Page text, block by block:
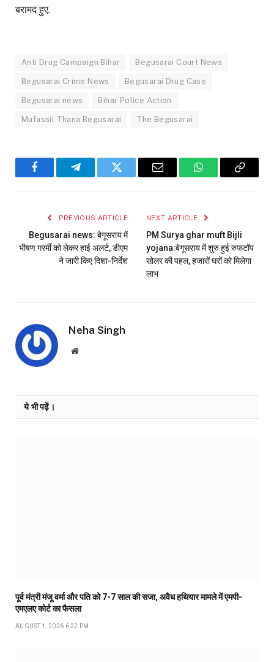
बरामद हुए.
Anti Drug Campaign Bihar Begusarai Court News
Begusarai Crime News Begusarai Drug Case
Begusarai news Bihar Police Action
Mufassil Thana Begusarai The Begusarai
FacebookTelegramTwitter Email WhatsAppCopy
PREVIOUS ARTICLE
Begusarai news: बेगूसराय में
भीषण गरर्मी को लेकर हाई अलर्ट, डीएम
ने जारी किए दिशा-निर्देश
NEXT ARTICLE
PM Surya ghar muft Bijli
yojana:बेगूसराय में शुरु हुई रुफटॉप
सोलर की पहल, हजारों घरों को मिलेगा
लाभ
Neha Singh
Website
ये भी पढ़ें।
पूर्व मंत्री मंजू वर्मा और पति को 7-7 साल की सजा, अवैध हथियार मामले में एमपी-
एमएलए कोर्ट का फैसला
AUGUST 1, 2026 6:22 PM